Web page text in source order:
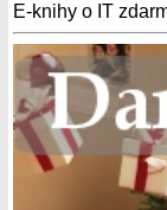
E-knihy o IT